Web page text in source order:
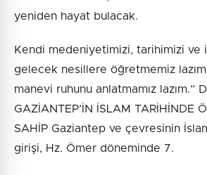
yeniden hayat bulacak.
Kendi medeniyetimizi, tarihimizi ve
gelecek nesillere öğretmemiz
manevi ruhunu anlatmamız lazım.”
GAZİANTEP’İN İSLAM TARİHİNDE
SAHİP Gaziantep ve çevresinin
girişi, Hz. Ömer döneminde 7.